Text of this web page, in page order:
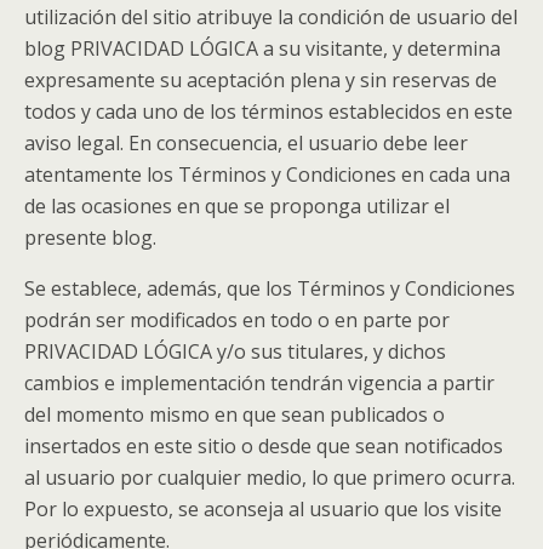
utilización del sitio atribuye la condición de usuario del
blog PRIVACIDAD LÓGICA a su visitante, y determina
expresamente su aceptación plena y sin reservas de
todos y cada uno de los términos establecidos en este
aviso legal. En consecuencia, el usuario debe leer
atentamente los Términos y Condiciones en cada una
de las ocasiones en que se proponga utilizar el
presente blog.
Se establece, además, que los Términos y Condiciones
podrán ser modificados en todo o en parte por
PRIVACIDAD LÓGICA y/o sus titulares, y dichos
cambios e implementación tendrán vigencia a partir
del momento mismo en que sean publicados o
insertados en este sitio o desde que sean notificados
al usuario por cualquier medio, lo que primero ocurra.
Por lo expuesto, se aconseja al usuario que los visite
periódicamente.